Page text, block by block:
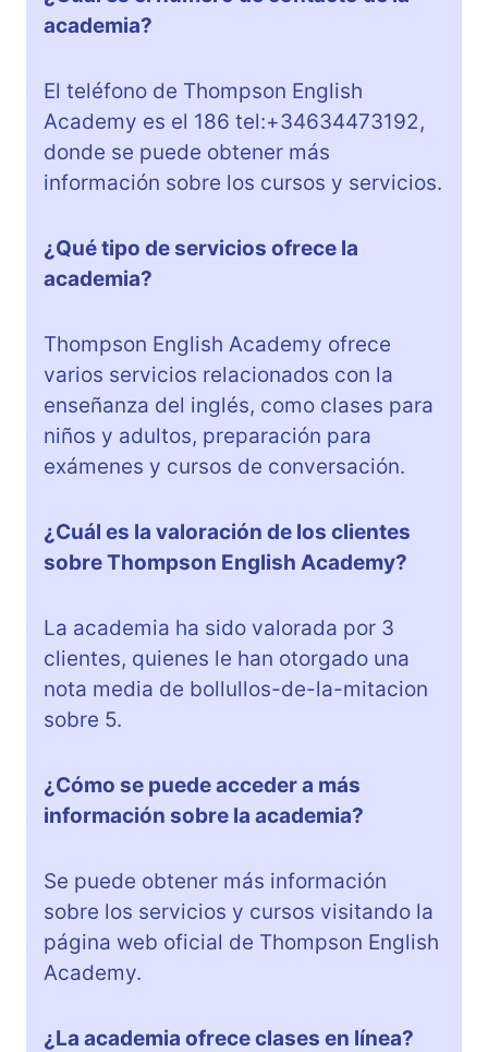
academia?
El teléfono de Thompson English
Academy es el 186 tel:+34634473192,
donde se puede obtener más
información sobre los cursos y servicios.
¿Qué tipo de servicios ofrece la
academia?
Thompson English Academy ofrece
varios servicios relacionados con la
enseñanza del inglés, como clases para
niños y adultos, preparación para
exámenes y cursos de conversación.
¿Cuál es la valoración de los clientes
sobre Thompson English Academy?
La academia ha sido valorada por 3
clientes, quienes le han otorgado una
nota media de bollullos-de-la-mitacion
sobre 5.
¿Cómo se puede acceder a más
información sobre la academia?
Se puede obtener más información
sobre los servicios y cursos visitando la
página web oficial de Thompson English
Academy.
¿La academia ofrece clases en línea?